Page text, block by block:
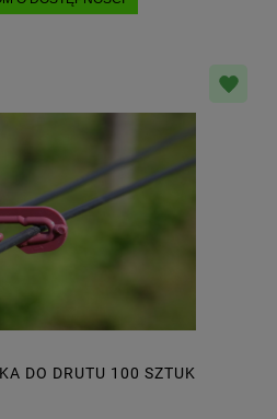
DO DRUTU 100 SZTUK